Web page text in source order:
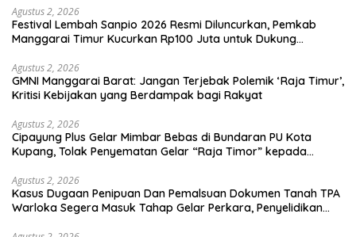
Agustus 2, 2026
Festival Lembah Sanpio 2026 Resmi Diluncurkan, Pemkab
Manggarai Timur Kucurkan Rp100 Juta untuk Dukung
Agustus 2, 2026
GMNI Manggarai Barat: Jangan Terjebak Polemik ‘Raja Timur’,
Kritisi Kebijakan yang Berdampak bagi Rakyat
Agustus 2, 2026
Cipayung Plus Gelar Mimbar Bebas di Bundaran PU Kota
Kupang, Tolak Penyematan Gelar “Raja Timor” kepada
Agustus 2, 2026
Kasus Dugaan Penipuan Dan Pemalsuan Dokumen Tanah TPA
Warloka Segera Masuk Tahap Gelar Perkara, Penyelidikan